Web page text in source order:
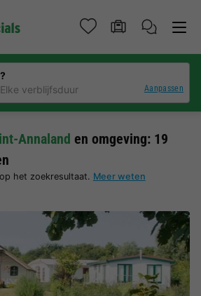
Elke verblijfsduur Aanpassen
Annaland en omgeving: 19
het zoekresultaat. Meer weten